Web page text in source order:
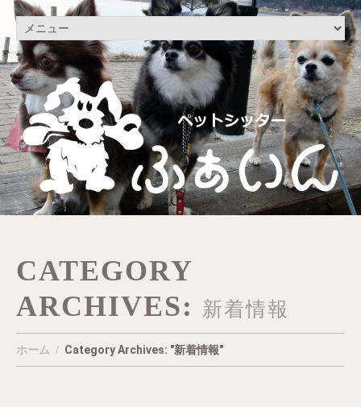
CATEGORY
ARCHIVES:
新着情報
ホーム Category Archives: "新着情報"